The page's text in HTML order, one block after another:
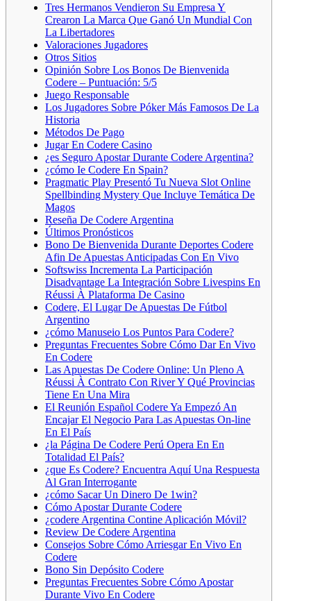
Tres Hermanos Vendieron Su Empresa Y
Crearon La Marca Que Ganó Un Mundial Con
La Libertadores
Valoraciones Jugadores
Otros Sitios
Opinión Sobre Los Bonos De Bienvenida
Codere – Puntuación: 5/5
Juego Responsable
Los Jugadores Sobre Póker Más Famosos De La
Historia
Métodos De Pago
Jugar En Codere Casino
¿es Seguro Apostar Durante Codere Argentina?
¿cómo Ie Codere En Spain?
Pragmatic Play Presentó Tu Nueva Slot Online
Spellbinding Mystery Que Incluye Temática De
Magos
Reseña De Codere Argentina
Últimos Pronósticos
Bono De Bienvenida Durante Deportes Codere
Afin De Apuestas Anticipadas Con En Vivo
Softswiss Incrementa La Participación
Disadvantage La Integración Sobre Livespins En
Réussi À Plataforma De Casino
Codere, El Lugar De Apuestas De Fútbol
Argentino
¿cómo Manuseio Los Puntos Para Codere?
Preguntas Frecuentes Sobre Cómo Dar En Vivo
En Codere
Las Apuestas De Codere Online: Un Pleno A
Réussi À Contrato Con River Y Qué Provincias
Tiene En Una Mira
El Reunión Español Codere Ya Empezó An
Encajar El Negocio Para Las Apuestas On-line
En El País
¿la Página De Codere Perú Opera En En
Totalidad El País?
¿que Es Codere? Encuentra Aquí Una Respuesta
Al Gran Interrogante
¿cómo Sacar Un Dinero De 1win?
Cómo Apostar Durante Codere
¿codere Argentina Contine Aplicación Móvil?
Review De Codere Argentina
Consejos Sobre Cómo Arriesgar En Vivo En
Codere
Bono Sin Depósito Codere
Preguntas Frecuentes Sobre Cómo Apostar
Durante Vivo En Codere